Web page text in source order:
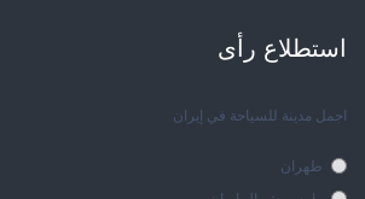
استطلاع رأی
اجمل مدينة للسياحة في إيران
طهران